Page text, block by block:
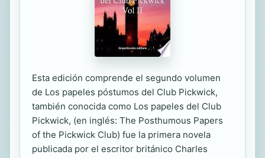
Esta edición comprende el segundo volumen
de Los papeles póstumos del Club Pickwick,
también conocida como Los papeles del Club
Pickwick, (en inglés: The Posthumous Papers
of the Pickwick Club) fue la primera novela
publicada por el escritor británico Charles